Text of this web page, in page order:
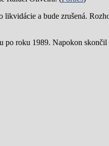
a bude zrušená.
po roku 1989. Napokon